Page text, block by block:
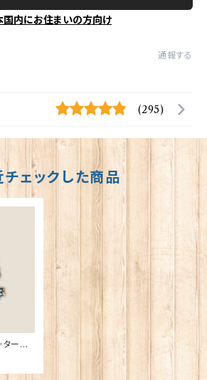
国内にお住まいの方向け
通報する
(295)
チェックした商品
タータ